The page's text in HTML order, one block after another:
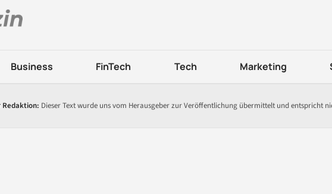
Business FinTech Tech Marketing
Redaktion: Dieser Text wurde uns vom Herausgeber zur Veröffentlichung übermittelt und entspricht